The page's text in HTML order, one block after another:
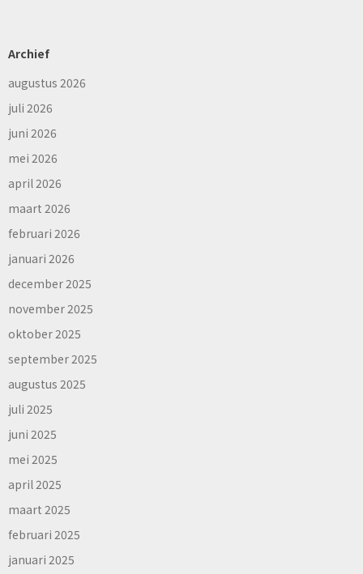
Archief
augustus 2026
juli 2026
juni 2026
mei 2026
april 2026
maart 2026
februari 2026
januari 2026
december 2025
november 2025
oktober 2025
september 2025
augustus 2025
juli 2025
juni 2025
mei 2025
april 2025
maart 2025
februari 2025
januari 2025